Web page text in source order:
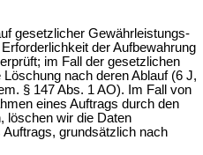
gesetzlicher Gewährleistungs-
der Aufbewahrung
im Fall der gesetzlichen
nach deren Ablauf (6 J,
§ 147 Abs. 1 AO). Im Fall von
eines Auftrags durch den
löschen wir die Daten
grundsätzlich nach